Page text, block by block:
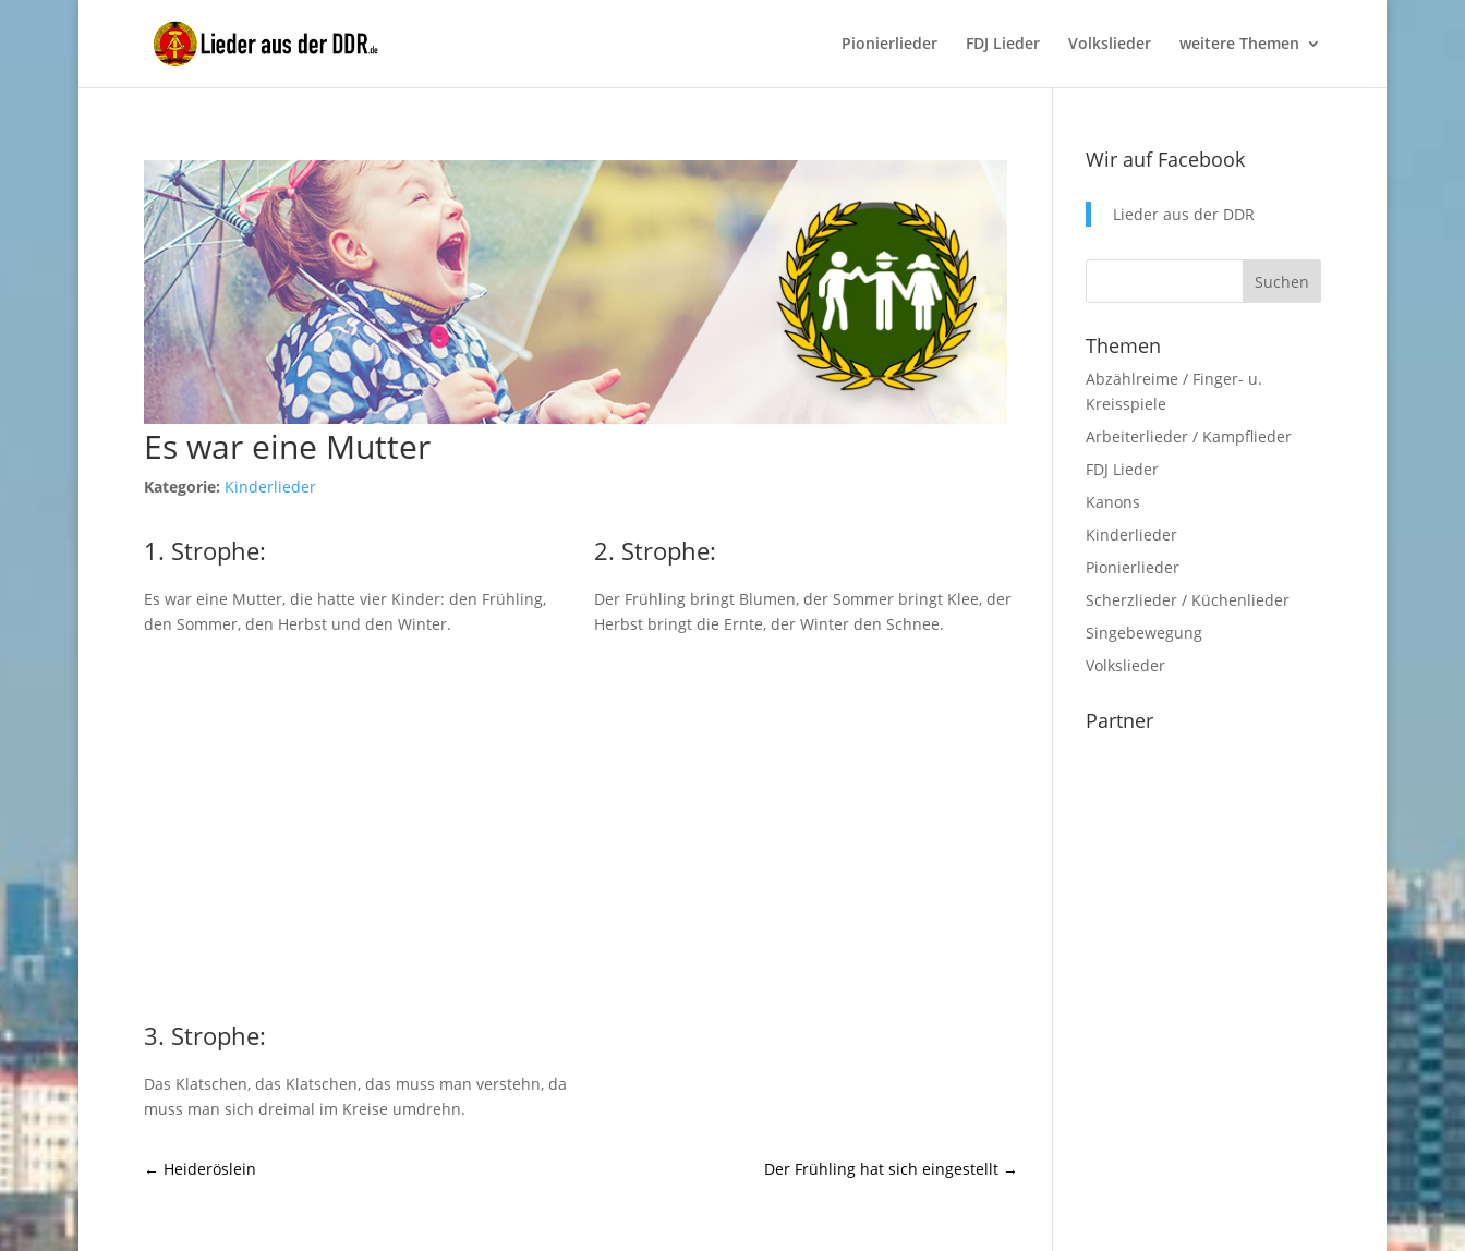
Pionierlieder FDJ Lieder Volkslieder weitere Themen
Es war eine Mutter
Kategorie: Kinderlieder
1. Strophe:
Es war eine Mutter, die hatte vier Kinder: den Frühling,
den Sommer, den Herbst und den Winter.
2. Strophe:
Der Frühling bringt Blumen, der Sommer bringt Klee, der
Herbst bringt die Ernte, der Winter den Schnee.
3. Strophe:
Das Klatschen, das Klatschen, das muss man verstehn, da
muss man sich dreimal im Kreise umdrehn.
← Heideröslein Der Frühling hat sich eingestellt→
Wir auf Facebook
Lieder aus der DDR
Themen
Abzählreime / Finger- u.
Kreisspiele
Arbeiterlieder / Kampflieder
FDJ Lieder
Kanons
Kinderlieder
Pionierlieder
Scherzlieder / Küchenlieder
Singebewegung
Volkslieder
Partner